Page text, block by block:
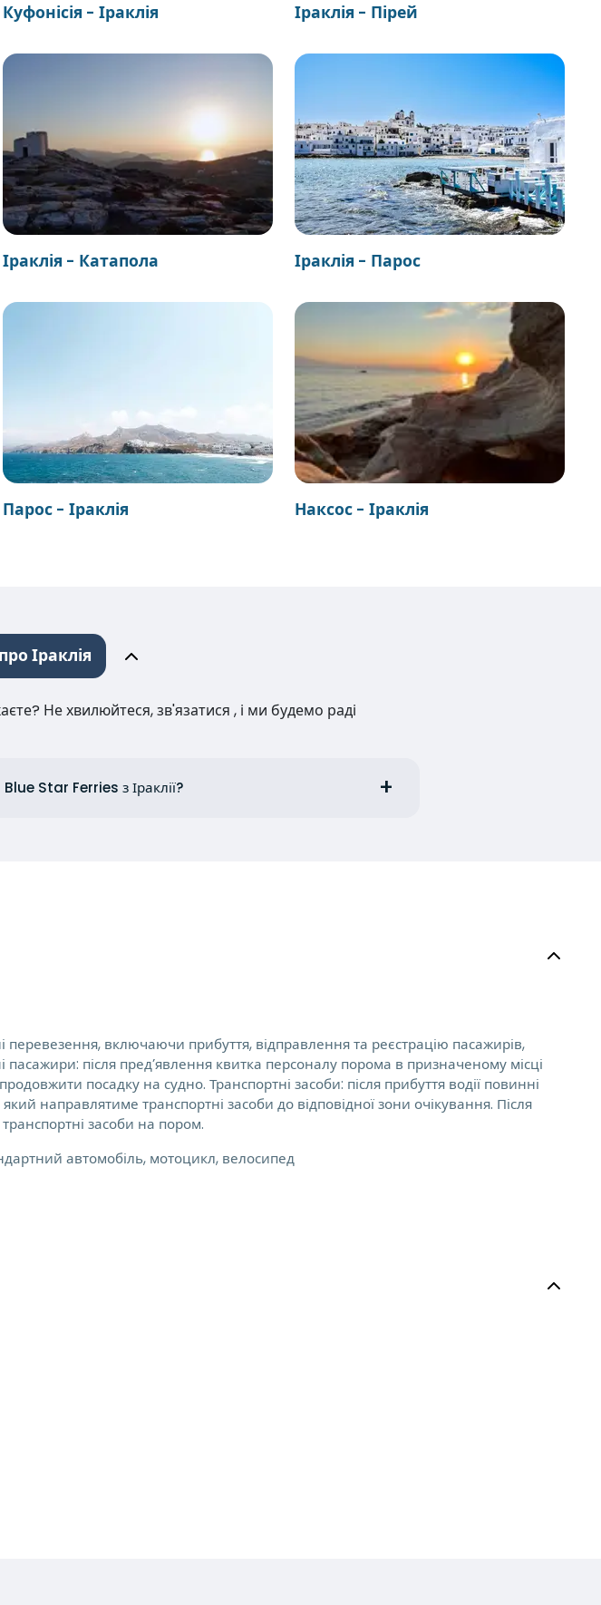
Куфонісія - Іраклія Іраклія - Пірей
Іраклія - Катапола Іраклія - Парос
Парос - Іраклія Наксос - Іраклія
Іраклія
Не хвилюйтеся, зв'язатися , і ми будемо раді
Star Ferries з Іраклії?
перевезення, включаючи прибуття, відправлення та реєстрацію пасажирів,
після пред’явлення квитка персоналу порома в призначеному місці
посадку на судно. Транспортні засоби: після прибуття водії повинні
направлятиме транспортні засоби до відповідної зони очікування. Після
засоби на пором.
автомобіль, мотоцикл, велосипед